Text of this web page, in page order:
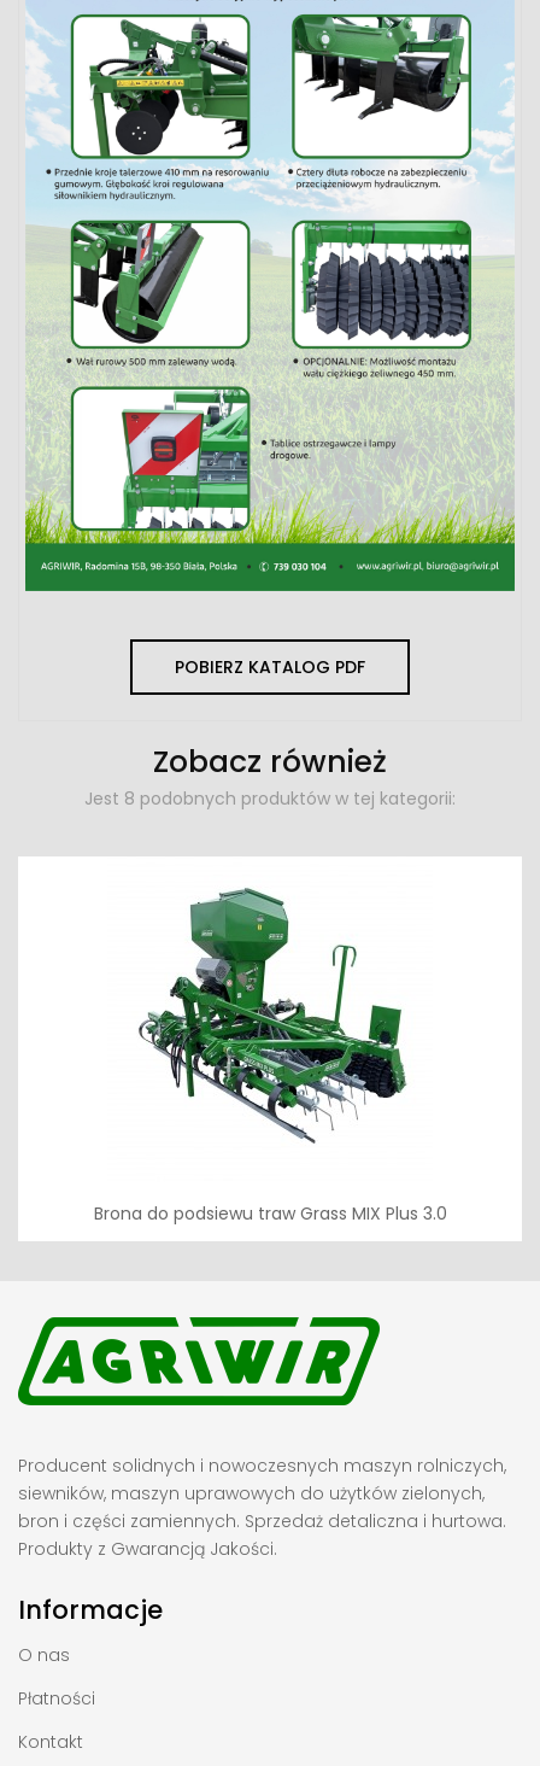
POBIERZ KATALOG PDF
Zobacz również
Jest 8 podobnych produktów w tej kategorii:
Brona do podsiewu traw Grass MIX Plus 3.0
Producent solidnych i nowoczesnych maszyn rolniczych,
siewników, maszyn uprawowych do użytków zielonych,
bron i części zamiennych. Sprzedaż detaliczna i hurtowa.
Produkty z Gwarancją Jakości.
Informacje
O nas
Płatności
Kontakt